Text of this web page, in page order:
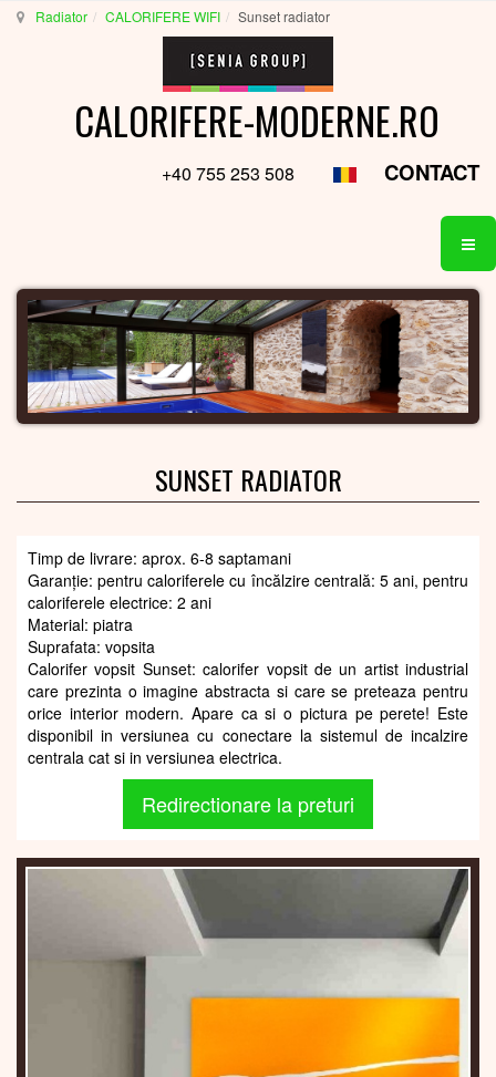
Radiator CALORIFERE WIFI Sunset radiator
CALORIFERE-MODERNE.RO
+40 755 253 508 CONTACT
SUNSET RADIATOR
Timp de livrare: aprox. 6-8 saptamani
Garanție: pentru caloriferele cu încălzire centrală: 5 ani, pentru
caloriferele electrice: 2 ani
Material: piatra
Suprafata: vopsita
Calorifer vopsit Sunset: calorifer vopsit de un artist industrial
care prezinta o imagine abstracta si care se preteaza pentru
orice interior modern. Apare ca si o pictura pe perete! Este
disponibil in versiunea cu conectare la sistemul de incalzire
centrala cat si in versiunea electrica.
Redirectionare la preturi